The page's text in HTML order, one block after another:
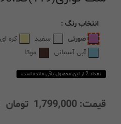
انتخاب رنگ :
صورتی
سفید کره ای
آبی آسمانی
موکا
تعداد 2 از این محصول باقی مانده است
قیمت: 1,799,000 تومان